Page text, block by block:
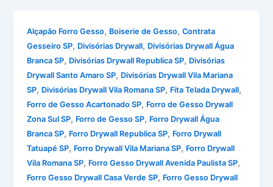
Alçapão Forro Gesso, Boiserie de Gesso,Contrata
Gesseiro SP, Divisórias Drywall, Divisórias Drywall Água
Branca SP, Divisórias Drywall Republica SP, Divisórias
Drywall Santo Amaro SP, Divisórias Drywall Vila Mariana
SP, Divisórias Drywall Vila Romana SP, Fita Telada Drywall,
Forro de Gesso Acartonado SP, Forro de Gesso Drywall
Zona Sul SP, Forro de Gesso SP, Forro Drywall Água
Branca SP, Forro Drywall Republica SP, Forro Drywall
Tatuapé SP, Forro Drywall Vila Mariana SP, Forro Drywall
Vila Romana SP, Forro Gesso Drywall Avenida Paulista SP,
Forro Gesso Drywall Casa Verde SP, Forro Gesso Drywall